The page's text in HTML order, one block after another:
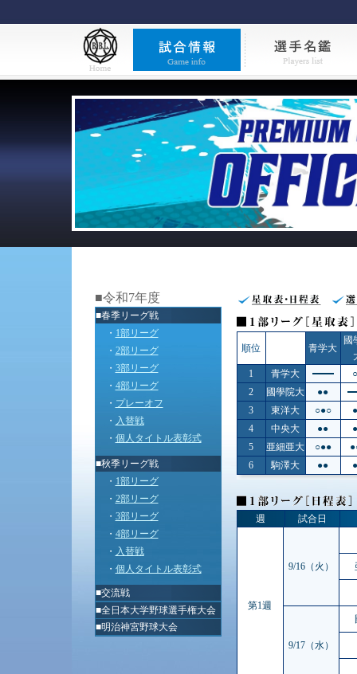
■令和7年度
■春季リーグ戦
・ 1部リーグ
・ 2部リーグ
・ 3部リーグ
・ 4部リーグ
・ プレーオフ
・ 入替戦
・ 個人タイトル表彰式
■秋季リーグ戦
・ 1部リーグ
・ 2部リーグ
・ 3部リーグ
・ 4部リーグ
・ 入替戦
・ 個人タイトル表彰式
■交流戦
■全日本大学野球選手権大会
■明治神宮野球大会
順位 青学大
國
1
青学大
2
國學院大
●●
3
東洋大 ○●○
4
中央大 ●●
5
亜細亜大 ○●●
6
駒澤大 ●●
週 試合日
第1週
9/16（火）
9/17（水）